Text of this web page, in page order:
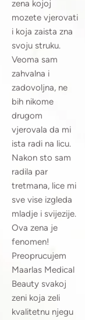
zena kojoj
mozete vjerovati
i koja zaista zna
svoju struku.
Veoma sam
zahvalna i
zadovoljna, ne
bih nikome
drugom
vjerovala da mi
ista radi na licu.
Nakon sto sam
radila par
tretmana, lice mi
sve vise izgleda
mladje i svijezije.
Ova zena je
fenomen!
Preoprucujem
Maarlas Medical
Beauty svakoj
zeni koja zeli
kvalitetnu njegu